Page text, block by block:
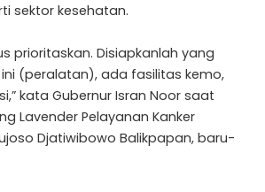
sektor kesehatan.
prioritaskan. Disiapkanlah yang
(peralatan), ada fasilitas kemo,
kata Gubernur Isran Noor saat
Lavender Pelayanan Kanker
Djatiwibowo Balikpapan, baru-